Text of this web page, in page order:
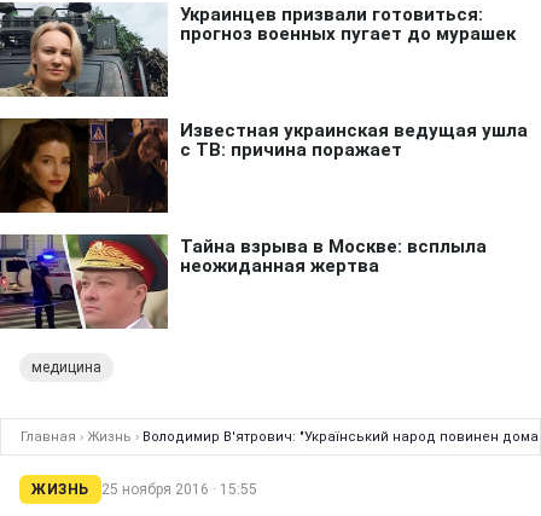
медицина
Главная › Жизнь › Володимир В'ятрович: "Український народ повинен
ЖИЗНЬ 25 ноября 2016 · 15:55